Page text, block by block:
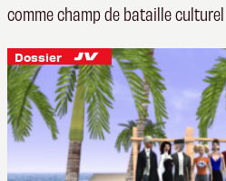
comme champ de bataille culturel
Dossier